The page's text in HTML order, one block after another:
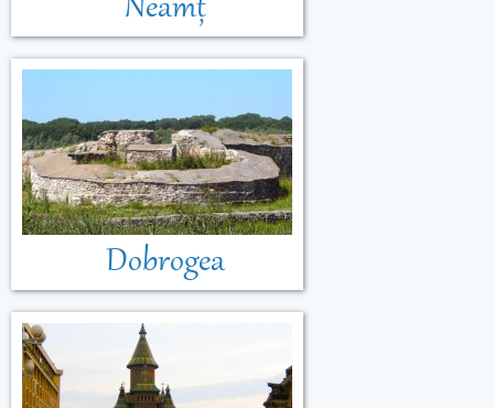
Neamț
Dobrogea